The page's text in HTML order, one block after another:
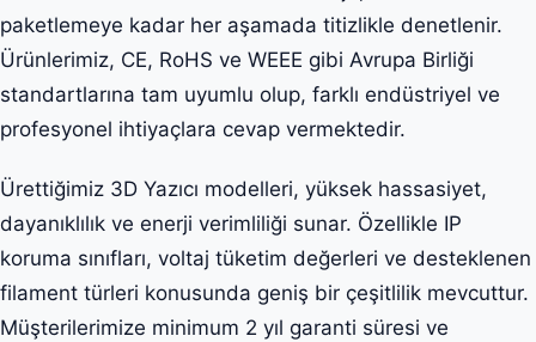
paketlemeye kadar her aşamada titizlikle denetlenir.
Ürünlerimiz, CE, RoHS ve WEEE gibi Avrupa Birliği
standartlarına tam uyumlu olup, farklı endüstriyel ve
profesyonel ihtiyaçlara cevap vermektedir.
Ürettiğimiz 3D Yazıcı modelleri, yüksek hassasiyet,
dayanıklılık ve enerji verimliliği sunar. Özellikle IP
koruma sınıfları, voltaj tüketim değerleri ve desteklenen
filament türleri konusunda geniş bir çeşitlilik mevcuttur.
Müşterilerimize minimum 2 yıl garanti süresi ve